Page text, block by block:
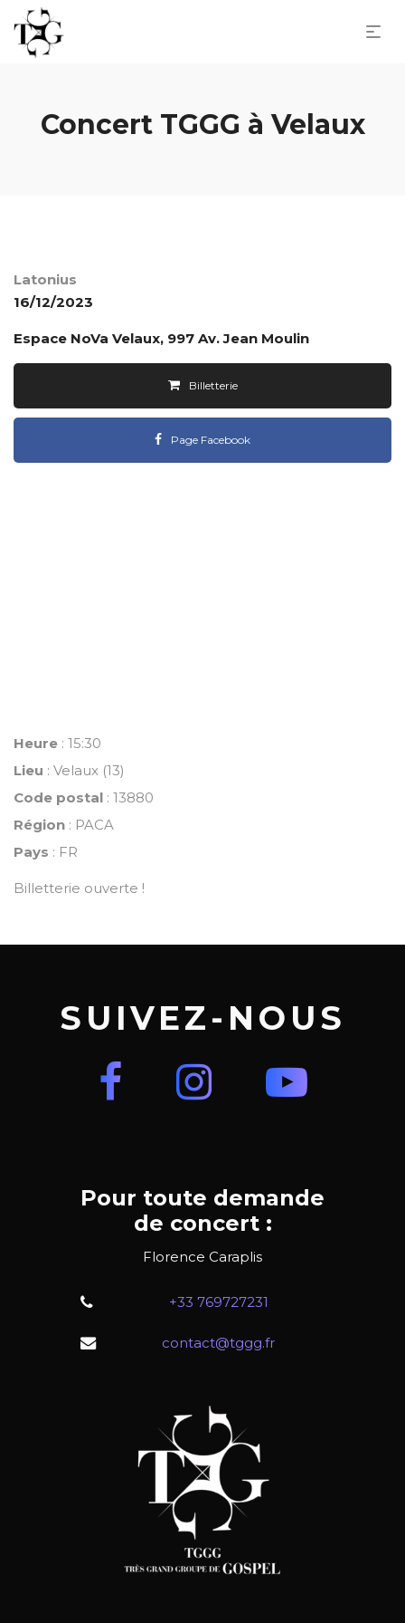
Concert TGGG à Velaux
Latonius
16/12/2023
Espace NoVa Velaux, 997 Av. Jean Moulin
Billetterie
Page Facebook
Heure : 15:30
Lieu : Velaux (13)
Code postal : 13880
Région : PACA
Pays : FR
Billetterie ouverte !
SUIVEZ-NOUS
Pour toute demande
de concert :
Florence Caraplis
+33 769727231
contact@tggg.fr